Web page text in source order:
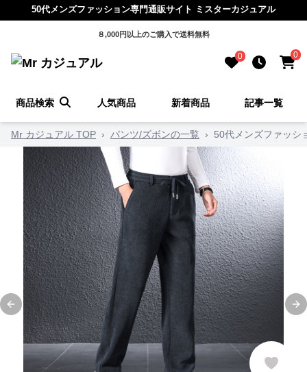
50代メンズファッション専門通販サイト ミスターカジュアル
８,000円以上のご購入で送料無料
0 0
商品検索 人気商品 新着商品 記事一覧
Mr カジュアル TOP › パンツ/ズボンの一覧 › 50代メンズファッシ
Previous slide